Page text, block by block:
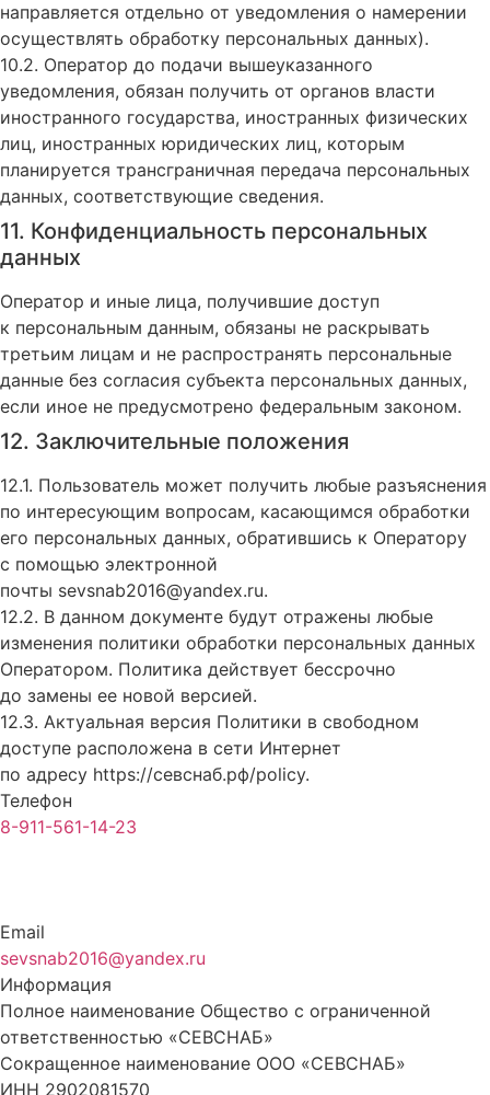
направляется отдельно от уведомления о намерении
осуществлять обработку персональных данных).
10.2. Оператор до подачи вышеуказанного
уведомления, обязан получить от органов власти
иностранного государства, иностранных физических
лиц, иностранных юридических лиц, которым
планируется трансграничная передача персональных
данных, соответствующие сведения.
11. Конфиденциальность персональных
данных
Оператор и иные лица, получившие доступ
к персональным данным, обязаны не раскрывать
третьим лицам и не распространять персональные
данные без согласия субъекта персональных данных,
если иное не предусмотрено федеральным законом.
12. Заключительные положения
12.1. Пользователь может получить любые разъяснения
по интересующим вопросам, касающимся обработки
его персональных данных, обратившись к Оператору
с помощью электронной
почты sevsnab2016@yandex.ru.
12.2. В данном документе будут отражены любые
изменения политики обработки персональных данных
Оператором. Политика действует бессрочно
до замены ее новой версией.
12.3. Актуальная версия Политики в свободном
доступе расположена в сети Интернет
по адресу https://севснаб.рф/policy.
Телефон
8-911-561-14-23
Email
sevsnab2016@yandex.ru
Информация
Полное наименование Общество с ограниченной
ответственностью «СЕВСНАБ»
Сокращенное наименование ООО «СЕВСНАБ»
ИНН 2902081570